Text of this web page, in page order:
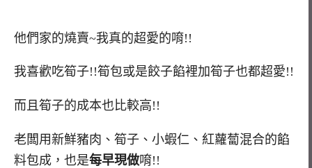
他們家的燒賣~我真的超愛的唷!!
我喜歡吃筍子!!筍包或是餃子餡裡加筍子也都超愛!!
而且筍子的成本也比較高!!
老闆用新鮮豬肉、筍子、小蝦仁、紅蘿蔔混合的餡
料包成，也是每早現做唷!!